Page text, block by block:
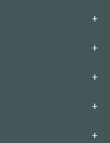
+
+
+
+
+